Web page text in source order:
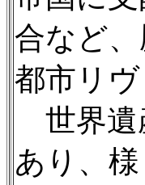
合など
都市リヴ
世界遺
あり、